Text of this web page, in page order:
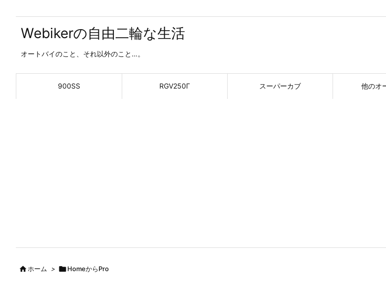
Webikerの自由二輪な生活
オートバイのこと、それ以外のこと…。
900SS RGV250Γ スーパーカブ 他のオ
ホーム > HomeからPro